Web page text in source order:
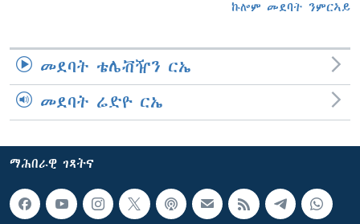
ኩሎም መደባት ንምርኣይ
መደባት ቴሌቭዥን ርኤ
መደባት ሬድዮ ርኤ
ማሕበራዊ ገጻትና